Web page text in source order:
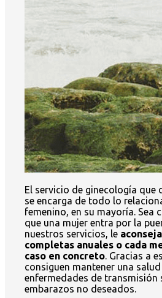
El servicio de ginecología que
se encarga de todo lo
femenino, en su mayoría. Sea
que una mujer entra por la
nuestros servicios, le
completas anuales o cada
caso en concreto. Gracias a
consiguen mantener una
enfermedades de transmisión
embarazos no deseados.